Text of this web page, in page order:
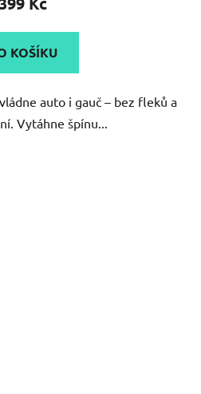
KOŠÍKU
auto i gauč – bez fleků a
Vytáhne špínu...